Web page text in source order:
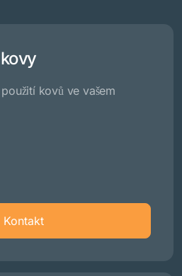
kovů ve vašem
Kontakt